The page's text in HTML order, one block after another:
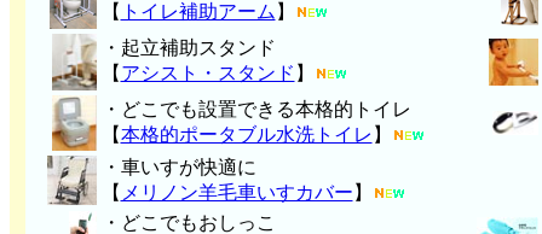
【 トイレ補助アーム 】
・起立補助スタンド
【 アシスト・スタンド 】
・どこでも設置できる本格的トイレ
【本格的ポータブル水洗トイレ 】
・車いすが快適に
【 メリノン羊毛車いすカバー 】
・どこでもおしっこ